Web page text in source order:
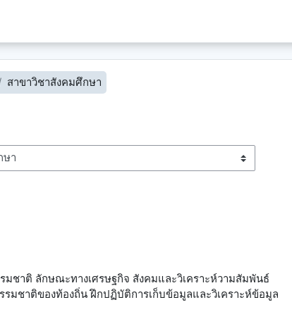
สาขาวิชาสังคมศึกษา
ชาติ ลักษณะทางเศรษฐกิจ สังคมและวิเคราะห์วามสัมพันธ์
รมชาติของท้องถิ่น ฝึกปฏิบัติการเก็บข้อมูลและวิเคราะห์ข้อมูล